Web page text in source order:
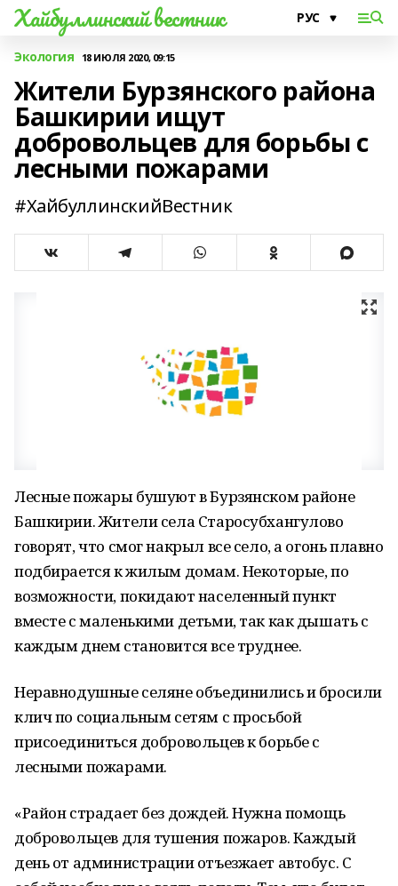
Хайбуллинский вестник
Экология 18 ИЮЛЯ 2020, 09:15
Жители Бурзянского района
Башкирии ищут
добровольцев для борьбы с
лесными пожарами
#ХайбуллинскийВестник
Лесные пожары бушуют в Бурзянском районе
Башкирии. Жители села Старосубхангулово
говорят, что смог накрыл все село, а огонь плавно
подбирается к жилым домам. Некоторые, по
возможности, покидают населенный пункт
вместе с маленькими детьми, так как дышать с
каждым днем становится все труднее.
Неравнодушные селяне объединились и бросили
клич по социальным сетям с просьбой
присоединиться добровольцев к борьбе с
лесными пожарами.
«Район страдает без дождей. Нужна помощь
добровольцев для тушения пожаров. Каждый
день от администрации отъезжает автобус. С